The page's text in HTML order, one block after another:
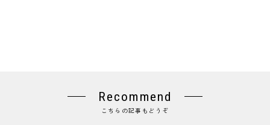
Recommend
こちらの記事もどうぞ